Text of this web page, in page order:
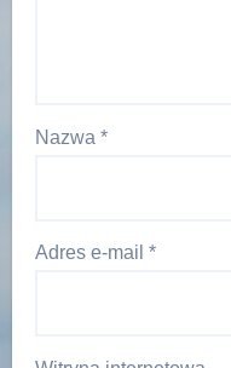
Nazwa *
Adres e-mail *